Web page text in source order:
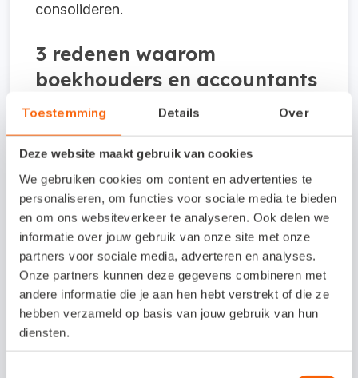
Toestemming Details Over
Deze website maakt gebruik van cookies
We gebruiken cookies om content en advertenties te
personaliseren, om functies voor sociale media te bieden
en om ons websiteverkeer te analyseren. Ook delen we
informatie over jouw gebruik van onze site met onze
partners voor sociale media, adverteren en analyses.
Onze partners kunnen deze gegevens combineren met
andere informatie die je aan hen hebt verstrekt of die ze
hebben verzameld op basis van jouw gebruik van hun
diensten.
consolideren.
3 redenen waarom
boekhouders en accountants
rapporten gebruiken
bruiken
Efficiëntie: Maak snelle analyses,
jaarrekeningen en rapportages.
Nauwkeurigheid : Rapporteer snel en
met minder fouten op basis van RGS.
Flexibiliteit: Pas rapportages en
dashboards aan naar eigen wens.
Snelstart Rapporten maken